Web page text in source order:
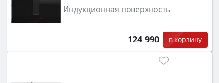
Индукционная поверхность
124 990 в корзину